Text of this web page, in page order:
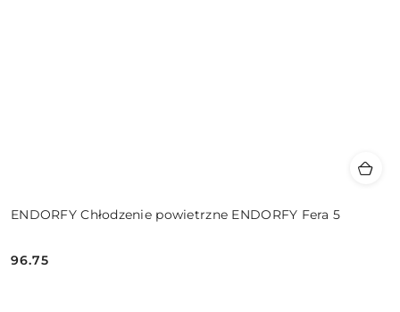
ENDORFY Chłodzenie powietrzne ENDORFY Fera 5
Cena:
96.75